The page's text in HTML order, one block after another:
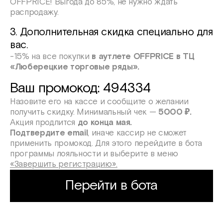
распродажу.
3. Дополнительная скидка специально для
вас.
-15% на все покупки в аутлете OFFPRICE в ТЦ
«Люберецкие торговые ряды».
Ваш промокод: 494334
Назовите его на кассе и сообщите о желании
получить скидку. Минимальный чек — 5000 ₽.
Акция продлится до конца мая.
Подтвердите email, иначе кассир не сможет
применить промокод. Для этого перейдите в бота
программы лояльности и выберите в меню
«Завершить регистрацию».
Перейти в бота